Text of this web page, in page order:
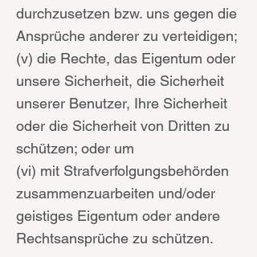
durchzusetzen bzw. uns gegen die
Ansprüche anderer zu verteidigen;
(v) die Rechte, das Eigentum oder
unsere Sicherheit, die Sicherheit
unserer Benutzer, Ihre Sicherheit
oder die Sicherheit von Dritten zu
schützen; oder um
(vi) mit Strafverfolgungsbehörden
zusammenzuarbeiten und/oder
geistiges Eigentum oder andere
Rechtsansprüche zu schützen.